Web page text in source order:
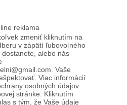
reklama
zmeniť kliknutím na
v zápätí ľubovoľného
alebo nás
Vaše
Viac informácií
osobných údajov
stránke. Kliknutím
s tým, že Vaše údaje